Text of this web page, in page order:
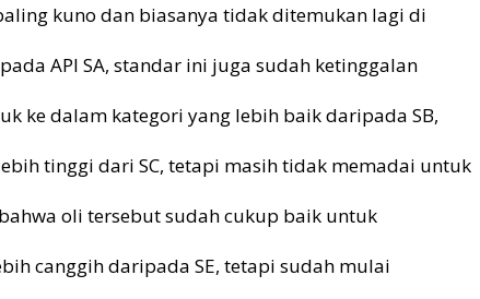
kuno dan biasanya tidak ditemukan lagi di
API SA, standar ini juga sudah ketinggalan
ke dalam kategori yang lebih baik daripada SB,
tinggi dari SC, tetapi masih tidak memadai untuk
oli tersebut sudah cukup baik untuk
canggih daripada SE, tetapi sudah mulai